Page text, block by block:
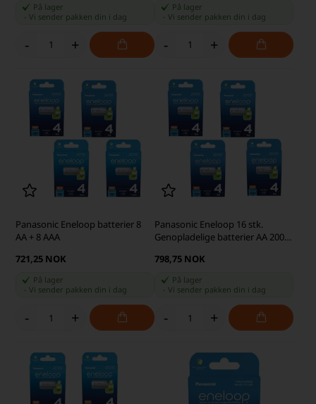
På lager
-Vi sender pakken din i dag
- +
På lager
Vi sender pakken din i dag
- +
Panasonic Eneloop batterier 8
AA + 8 AAA
721,25 NOK
På lager
-Vi sender pakken din i dag
- +
Panasonic Eneloop 16 stk.
Genopladelige batterier AA 2000
798,75 NOK
På lager
Vi sender pakken din i dag
- +